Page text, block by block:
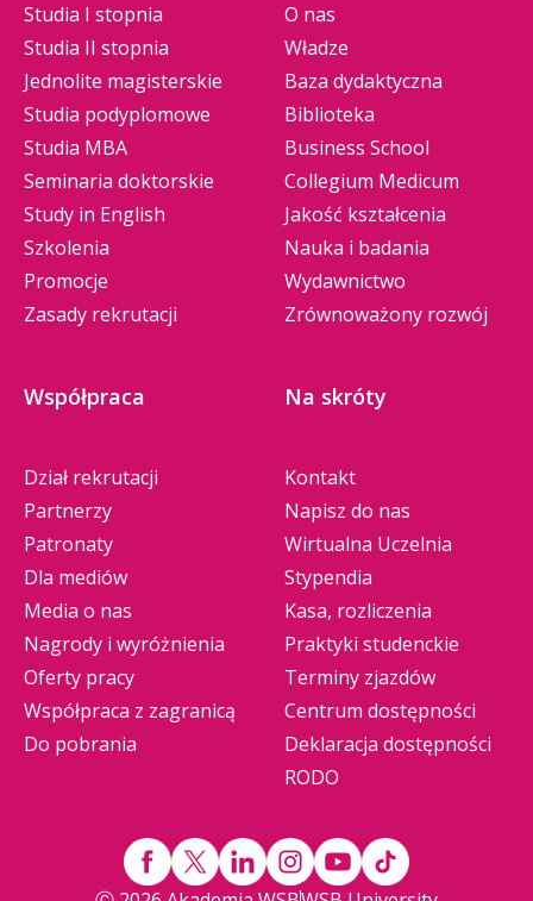
Studia I stopnia
Studia II stopnia
Jednolite magisterskie
Studia podyplomowe
Studia MBA
Seminaria doktorskie
Study in English
Szkolenia
Promocje
Zasady rekrutacji
O nas
Władze
Baza dydaktyczna
Biblioteka
Business School
Collegium Medicum
Jakość kształcenia
Nauka i badania
Wydawnictwo
Zrównoważony rozwój
Współpraca
Dział rekrutacji
Partnerzy
Patronaty
Dla mediów
Media o nas
Nagrody i wyróżnienia
Oferty pracy
Współpraca z zagranicą
Do pobrania
Na skróty
Kontakt
Napisz do nas
Wirtualna Uczelnia
Stypendia
Kasa, rozliczenia
Praktyki studenckie
Terminy zjazdów
Centrum dostępności
Deklaracja dostępności
RODO